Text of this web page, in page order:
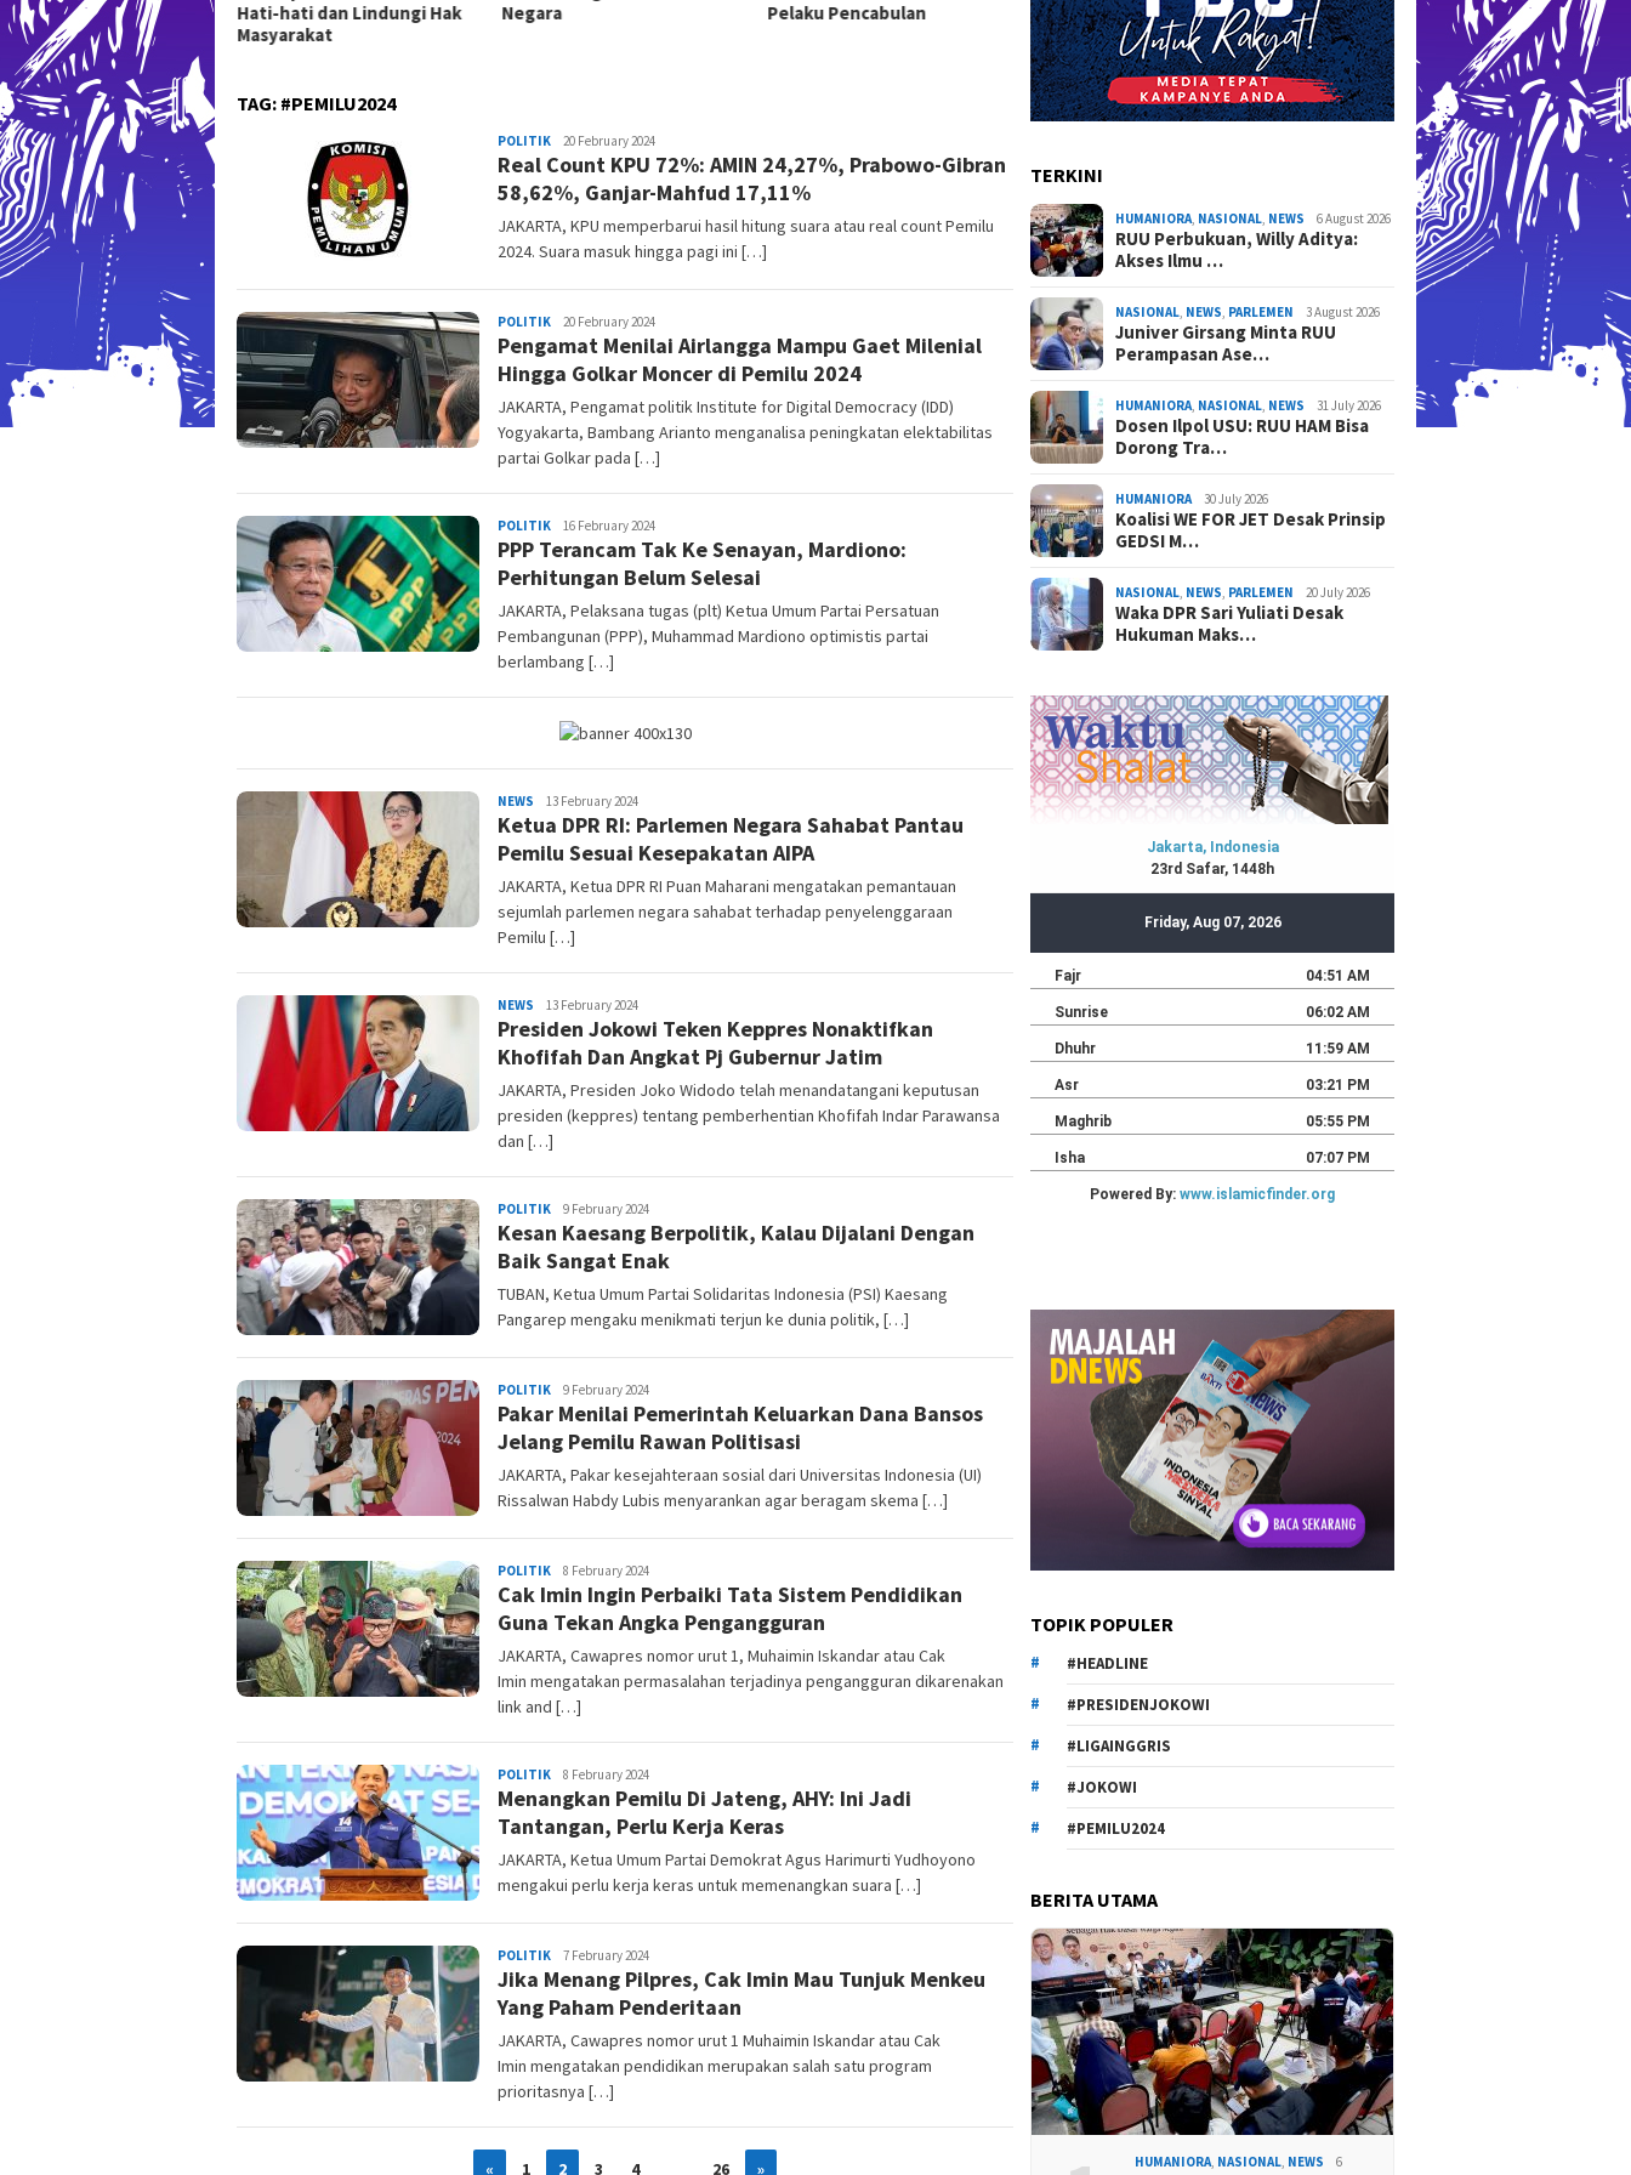
Hak Dasar Warga
Hati-hati dan Lindungi Hak
Masyarakat
Negara
Pelaku Pencabulan
Intervensi Hukum
adalah Hak Dasar Warga
Negara
Hati-
TAG: #PEMILU2024
POLITIKMarhon
20 February 2024
Real Count KPU 72%: AMIN 24,27%, Prabowo-Gibran
58,62%, Ganjar-Mahfud 17,11%
JAKARTA, KPU memperbarui hasil hitung suara atau real count Pemilu
2024. Suara masuk hingga pagi ini […]
POLITIKMarhon
20 February 2024
Pengamat Menilai Airlangga Mampu Gaet Milenial
Hingga Golkar Moncer di Pemilu 2024
JAKARTA, Pengamat politik Institute for Digital Democracy (IDD)
Yogyakarta, Bambang Arianto menganalisa peningkatan elektabilitas
partai Golkar pada […]
POLITIKMarhon
16 February 2024
PPP Terancam Tak Ke Senayan, Mardiono:
Perhitungan Belum Selesai
JAKARTA, Pelaksana tugas (plt) Ketua Umum Partai Persatuan
Pembangunan (PPP), Muhammad Mardiono optimistis partai
berlambang […]
NEWS Marhon
13 February 2024
Ketua DPR RI: Parlemen Negara Sahabat Pantau
Pemilu Sesuai Kesepakatan AIPA
JAKARTA, Ketua DPR RI Puan Maharani mengatakan pemantauan
sejumlah parlemen negara sahabat terhadap penyelenggaraan
Pemilu […]
NEWS Marhon
13 February 2024
Presiden Jokowi Teken Keppres Nonaktifkan
Khofifah Dan Angkat Pj Gubernur Jatim
JAKARTA, Presiden Joko Widodo telah menandatangani keputusan
presiden (keppres) tentang pemberhentian Khofifah Indar Parawansa
dan […]
POLITIKMarhon
9 February 2024
Kesan Kaesang Berpolitik, Kalau Dijalani Dengan
Baik Sangat Enak
TUBAN, Ketua Umum Partai Solidaritas Indonesia (PSI) Kaesang
Pangarep mengaku menikmati terjun ke dunia politik, […]
POLITIKMarhon
9 February 2024
Pakar Menilai Pemerintah Keluarkan Dana Bansos
Jelang Pemilu Rawan Politisasi
JAKARTA, Pakar kesejahteraan sosial dari Universitas Indonesia (UI)
Rissalwan Habdy Lubis menyarankan agar beragam skema […]
POLITIKMarhon
8 February 2024
Cak Imin Ingin Perbaiki Tata Sistem Pendidikan
Guna Tekan Angka Pengangguran
JAKARTA, Cawapres nomor urut 1, Muhaimin Iskandar atau Cak
Imin mengatakan permasalahan terjadinya pengangguran dikarenakan
link and […]
POLITIKMarhon
8 February 2024
Menangkan Pemilu Di Jateng, AHY: Ini Jadi
Tantangan, Perlu Kerja Keras
JAKARTA, Ketua Umum Partai Demokrat Agus Harimurti Yudhoyono
mengakui perlu kerja keras untuk memenangkan suara […]
POLITIKMarhon
7 February 2024
Jika Menang Pilpres, Cak Imin Mau Tunjuk Menkeu
Yang Paham Penderitaan
JAKARTA, Cawapres nomor urut 1 Muhaimin Iskandar atau Cak
Imin mengatakan pendidikan merupakan salah satu program
prioritasnya […]
« 1 2 3 4 26 »
TERKINI
HUMANIORA NASIONAL NEWS 6 August 2026
RUU Perbukuan, Willy Aditya:
Akses Ilmu …
NASIONAL NEWS PARLEMEN 3 August 2026
Juniver Girsang Minta RUU
Perampasan Ase…
HUMANIORA NASIONAL NEWS 31 July 2026
Dosen Ilpol USU: RUU HAM Bisa
Dorong Tra…
HUMANIORA 30 July 2026
Koalisi WE FOR JET Desak Prinsip
GEDSI M…
NASIONAL NEWS PARLEMEN 20 July 2026
Waka DPR Sari Yuliati Desak
Hukuman Maks…
TOPIK POPULER
#HEADLINE
#PRESIDENJOKOWI
#LIGAINGGRIS
#JOKOWI
#PEMILU2024
BERITA UTAMA
HUMANIORA, NASIONAL, NEWS
6